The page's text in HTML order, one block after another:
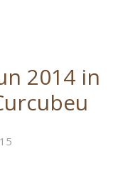
2014 in